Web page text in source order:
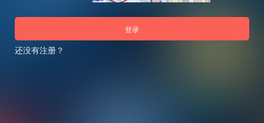
登录
还没有注册？